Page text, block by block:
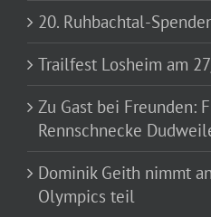
20. Ruhbachtal-
Trailfest Losheim am
Zu Gast bei Freunden:
Rennschnecke
Dominik Geith nimmt
Olympics teil